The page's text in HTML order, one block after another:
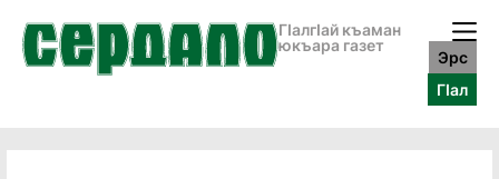
ГӀалгӀай къаман
юкъара газет
Эрс
ГӀал